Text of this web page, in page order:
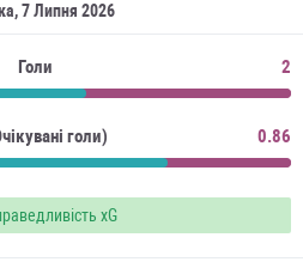
7 Липня 2026
Голи 2
голи) 0.86
xG